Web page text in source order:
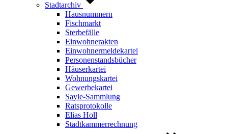
Stadtarchiv
Hausnummern
Fischmarkt
Sterbefälle
Einwohnerakten
Einwohnermeldekartei
Personenstandsbücher
Häuserkartei
Wohnungskartei
Gewerbekartei
Sayle-Sammlung
Ratsprotokolle
Elias Holl
Stadtkammerrechnung